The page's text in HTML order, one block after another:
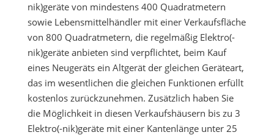
nik)geräte von mindestens 400 Quadratmetern
sowie Lebensmittelhändler mit einer Verkaufsfläche
von 800 Quadratmetern, die regelmäßig Elektro(-
nik)geräte anbieten sind verpflichtet, beim Kauf
eines Neugeräts ein Altgerät der gleichen Geräteart,
das im wesentlichen die gleichen Funktionen erfüllt
kostenlos zurückzunehmen. Zusätzlich haben Sie
die Möglichkeit in diesen Verkaufshäusern bis zu 3
Elektro(-nik)geräte mit einer Kantenlänge unter 25